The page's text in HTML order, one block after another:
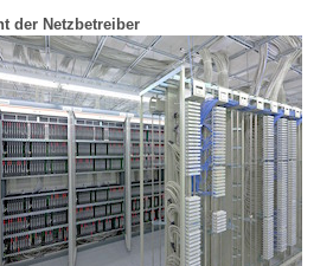
der Netzbetreiber